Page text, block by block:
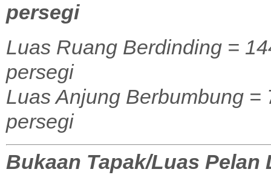
persegi
Luas Ruang Berdinding =
persegi
Luas Anjung Berbumbung
persegi
Bukaan Tapak/Luas Pelan